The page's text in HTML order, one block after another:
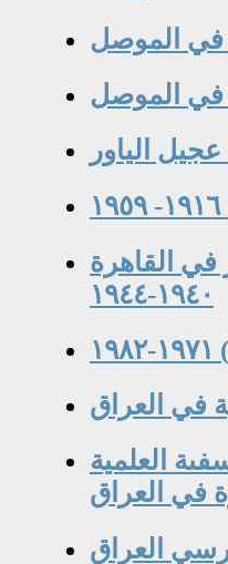
في الموصل
في الموصل
الياور
في القاهرة
١٩٤٠-١٩٤٤
في العراق
١٩٨٦ رائد الفلسفىة العلمية
في العراق